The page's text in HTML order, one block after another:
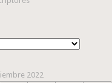
2022